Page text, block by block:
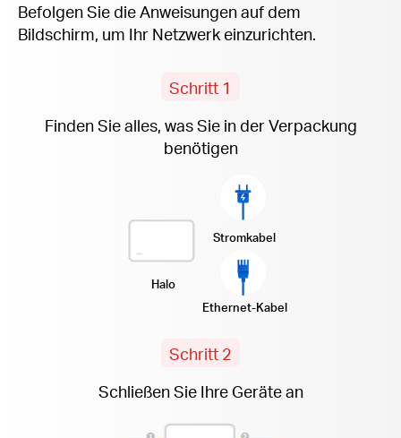
Befolgen Sie die Anweisungen auf dem
Bildschirm, um Ihr Netzwerk einzurichten.
Schritt 1
Finden Sie alles, was Sie in der Verpackung
benötigen
Halo
Stromkabel
Ethernet-Kabel
Schritt 2
Schließen Sie Ihre Geräte an